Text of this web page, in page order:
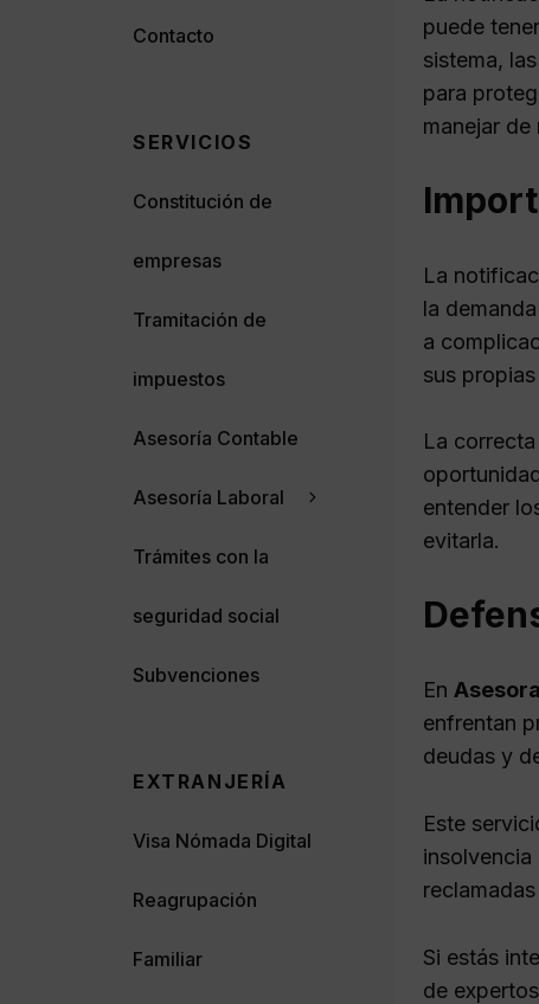
puede
sistema,
para
manejar
La
la
a
sus
La
entender
evitarla.
En
enfrentan
deudas y
Este
insolvencia
Si estás
de
Contacto
SERVICIOS
Constitución de
empresas
Tramitación de
impuestos
Asesoría Contable
Asesoría Laboral
Trámites con la
seguridad social
Subvenciones
EXTRANJERÍA
Visa Nómada Digital
Reagrupación
Familiar